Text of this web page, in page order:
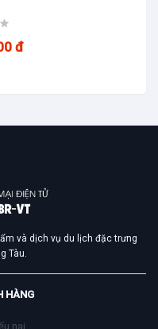
Cây Cúng Lễ Côn Đảo -
và dịch vụ du lịch đặc trưng
Tàu.